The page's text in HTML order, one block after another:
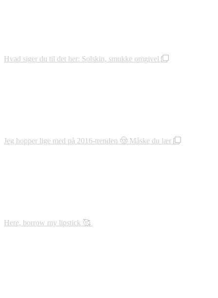
Hvad siger du til det her: Solskin, smukke omgivel
Jeg hopper lige med på 2016-trenden 🤠 Måske du lær
Here, borrow my lipstick 🥰